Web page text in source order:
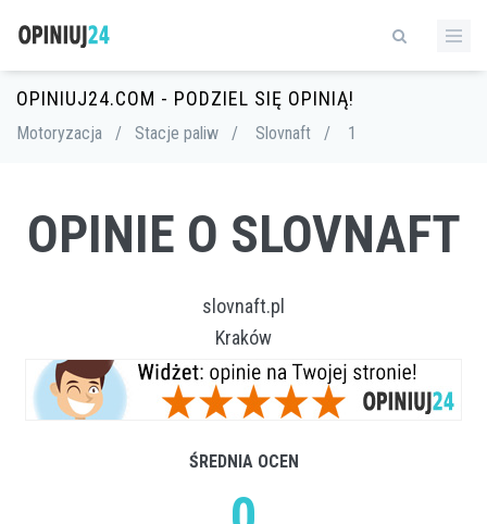
OPINIUJ24.COM - PODZIEL SIĘ OPINIĄ!
Motoryzacja / Stacje paliw / Slovnaft / 1
OPINIE O SLOVNAFT
slovnaft.pl
Kraków
ŚREDNIA OCEN